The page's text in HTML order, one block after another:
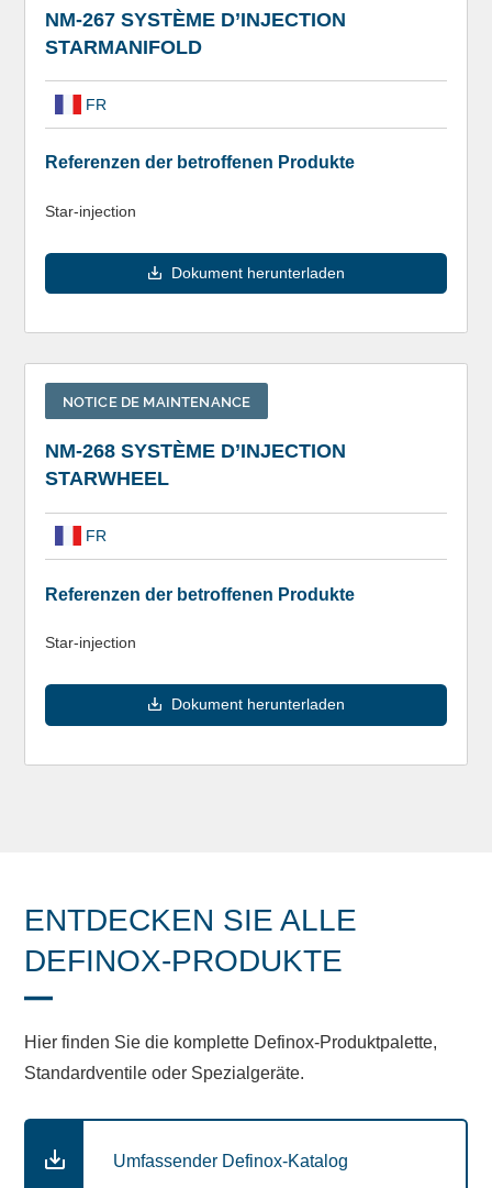
NM-267 SYSTÈME D’INJECTION
STARMANIFOLD
FR
Referenzen der betroffenen Produkte
Star-injection
Dokument herunterladen
NOTICE DE MAINTENANCE
NM-268 SYSTÈME D’INJECTION
STARWHEEL
FR
Referenzen der betroffenen Produkte
Star-injection
Dokument herunterladen
ENTDECKEN SIE ALLE
DEFINOX-PRODUKTE
Hier finden Sie die komplette Definox-Produktpalette,
Standardventile oder Spezialgeräte.
Umfassender Definox-Katalog